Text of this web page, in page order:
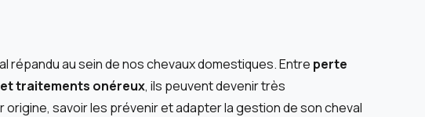
répandu au sein de nos chevaux domestiques. Entre perte
traitements onéreux, ils peuvent devenir très
savoir les prévenir et adapter la gestion de son cheval